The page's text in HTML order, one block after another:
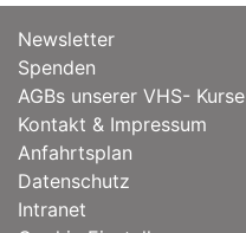
Newsletter
Spenden
AGBs unserer VHS- Kurse
Kontakt & Impressum
Anfahrtsplan
Datenschutz
Intranet